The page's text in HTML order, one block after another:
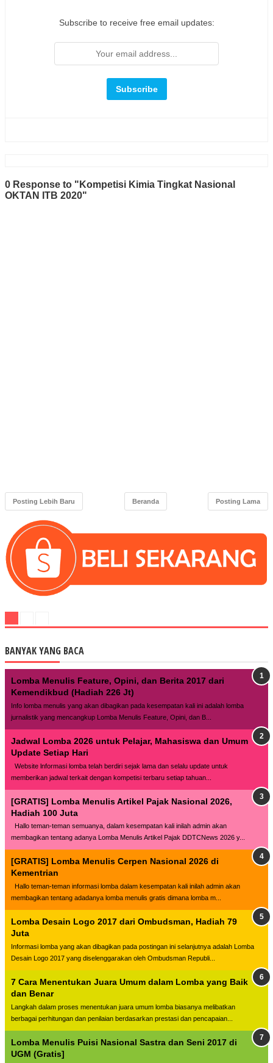
Subscribe to receive free email updates:
0 Response to "Kompetisi Kimia Tingkat Nasional
OKTAN ITB 2020"
Posting Lebih Baru Posting Lama
Beranda
BANYAK YANG BACA
Lomba Menulis Feature, Opini, dan Berita 2017 dari
Kemendikbud (Hadiah 226 Jt)
Info lomba menulis yang akan dibagikan pada kesempatan kali ini adalah lomba
jurnalistik yang mencangkup Lomba Menulis Feature, Opini, dan B...
Jadwal Lomba 2026 untuk Pelajar, Mahasiswa dan Umum
Update Setiap Hari
Website lnformasi lomba telah berdiri sejak lama dan selalu update untuk
memberikan jadwal terkait dengan kompetisi terbaru setiap tahuan...
[GRATIS] Lomba Menulis Artikel Pajak Nasional 2026,
Hadiah 100 Juta
Hallo teman-teman semuanya, dalam kesempatan kali inilah admin akan
membagikan tentang adanya Lomba Menulis Artikel Pajak DDTCNews 2026 y...
[GRATIS] Lomba Menulis Cerpen Nasional 2026 di
Kementrian
Hallo teman-teman informasi lomba dalam kesempatan kali inilah admin akan
membagikan tentang adadanya lomba menulis gratis dimana lomba m...
Lomba Desain Logo 2017 dari Ombudsman, Hadiah 79
Juta
Informasi lomba yang akan dibagikan pada postingan ini selanjutnya adalah Lomba
Desain Logo 2017 yang diselenggarakan oleh Ombudsman Republi...
7 Cara Menentukan Juara Umum dalam Lomba yang Baik
dan Benar
Langkah dalam proses menentukan juara umum lomba biasanya melibatkan
berbagai perhitungan dan penilaian berdasarkan prestasi dan pencapaian...
Lomba Menulis Puisi Nasional Sastra dan Seni 2017 di
UGM (Gratis]